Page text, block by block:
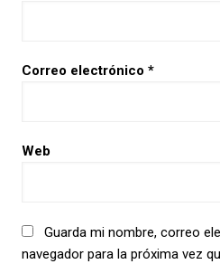
Correo electrónico *
Web
Guarda mi nombre, correo
navegador para la próxima vez